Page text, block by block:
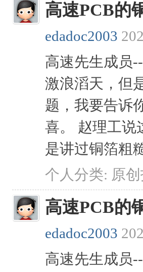
高速PCB的
edadoc2003
高速先生成员
激浪滔天，但
题，我要告诉
喜。 赵理工说
是讲过铜箔粗
个人分类: 原
高速PCB的
edadoc2003
高速先生成员